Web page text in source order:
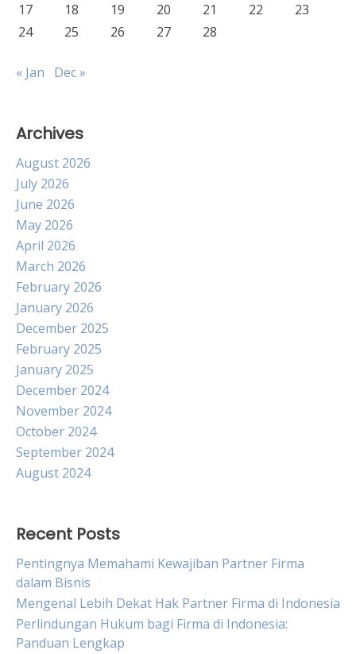
17
18 19 20 21 22
23
24
25 26 27 28
« Jan Dec »
Archives
August 2026
July 2026
June 2026
May 2026
April 2026
March 2026
February 2026
January 2026
December 2025
February 2025
January 2025
December 2024
November 2024
October 2024
September 2024
August 2024
Recent Posts
Pentingnya Memahami Kewajiban Partner Firma
dalam Bisnis
Mengenal Lebih Dekat Hak Partner Firma di Indonesia
Perlindungan Hukum bagi Firma di Indonesia:
Panduan Lengkap